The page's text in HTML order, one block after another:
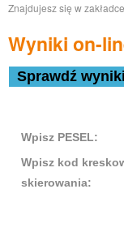
Znajdujesz się w
Wyniki on-
Sprawdź
Wpisz PESEL:
Wpisz kod
skierowania: